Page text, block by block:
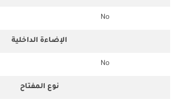
No
الإضاءة الداخلية
No
نوع المفتاح